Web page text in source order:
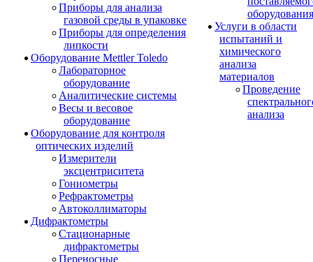
Приборы для анализа
газовой среды в упаковке
Приборы для определения
липкости
Оборудование Mettler Toledo
Лабораторное
оборудование
Аналитические системы
Весы и весовое
оборудование
Оборудование для контроля
оптических изделий
Измерители
эксцентриситета
Гониометры
Рефрактометры
Автоколлиматоры
Дифрактометры
Стационарные
дифрактометры
Переносные
оборудования
Услуги в области
испытаний и
химического
анализа
материалов
Проведение
анализа